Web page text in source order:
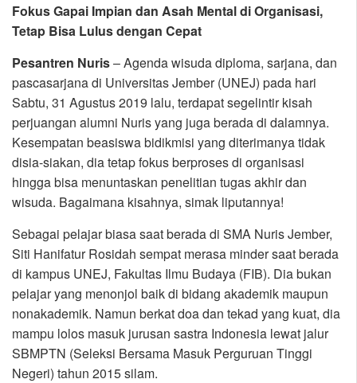
Fokus Gapai Impian dan Asah Mental di Organisasi,
Tetap Bisa Lulus dengan Cepat
Pesantren Nuris– Agenda wisuda diploma, sarjana, dan
pascasarjana di Universitas Jember (UNEJ) pada hari
Sabtu, 31 Agustus 2019 lalu, terdapat segelintir kisah
perjuangan alumni Nuris yang juga berada di dalamnya.
Kesempatan beasiswa bidikmisi yang diterimanya tidak
disia-siakan, dia tetap fokus berproses di organisasi
hingga bisa menuntaskan penelitian tugas akhir dan
wisuda. Bagaimana kisahnya, simak liputannya!
Sebagai pelajar biasa saat berada di SMA Nuris Jember,
Siti Hanifatur Rosidah sempat merasa minder saat berada
di kampus UNEJ, Fakultas Ilmu Budaya (FIB). Dia bukan
pelajar yang menonjol baik di bidang akademik maupun
nonakademik. Namun berkat doa dan tekad yang kuat, dia
mampu lolos masuk jurusan sastra Indonesia lewat jalur
SBMPTN (Seleksi Bersama Masuk Perguruan Tinggi
Negeri) tahun 2015 silam.